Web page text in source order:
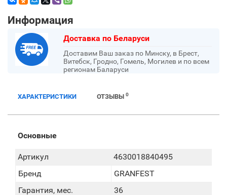
Информация
Доставка по Беларуси
Доставим Ваш заказ по Минску, в Брест,
Витебск, Гродно, Гомель, Могилев и по всем
регионам Баларуси
ХАРАКТЕРИСТИКИ ОТЗЫВЫ 0
Основные
Артикул
4630018840495
Бренд
GRANFEST
Гарантия, мес.
36